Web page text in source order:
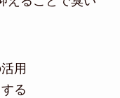
用
る